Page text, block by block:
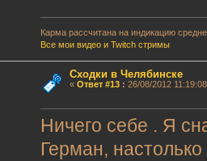
Карма рассчитана на индикацию
Все мои видео и Twitch стримы
Сходки в Челябинске
« Ответ #13: 26/08/2012
Ничего себе . Я
Герман,